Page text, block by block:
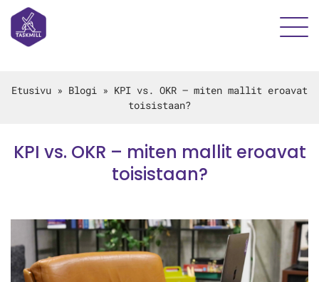
Etusivu » Blogi » KPI vs. OKR – miten mallit eroavat
toisistaan?
KPI vs. OKR – miten mallit eroavat
toisistaan?